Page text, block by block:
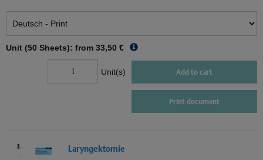
Unit (50 Sheets): from 33,50 €
Unit(s) Add to cart
Print document
Laryngektomie